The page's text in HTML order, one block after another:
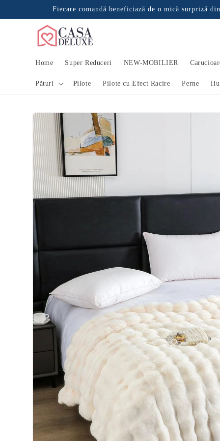
Fiecare comandă beneficiază de o mică surpriză
Home Super Reduceri NEW-MOBILIER
Pături Pilote Pilote cu Efect Racire Perne
informațiile
despre
produs
Grăbește-te! Încă 12 persoane au
vizualizat recent acest produs.
Verified store data